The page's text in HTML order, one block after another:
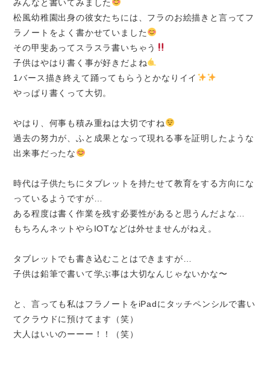
みんなと書いてみました
松風幼稚園出身の彼女たちには、フラのお絵描きと言ってフ
ラノートをよく書かせていました
その甲斐あってスラスラ書いちゃう
子供はやはり書く事が好きだよね
1バース描き終えて踊ってもらうとかなりイイ
やっぱり書くって大切。
やはり、何事も積み重ねは大切ですね
過去の努力が、ふと成果となって現れる事を証明したような
出来事だったな
時代は子供たちにタブレットを持たせて教育をする方向にな
っているようですが…
ある程度は書く作業を残す必要性があると思うんだよな…
もちろんネットやらIOTなどは外せませんがねえ。
タブレットでも書き込むことはできますが…
子供は鉛筆で書いて学ぶ事は大切なんじゃないかな〜
と、言っても私はフラノートをiPadにタッチペンシルで書い
てクラウドに預けてます（笑）
大人はいいのーーー！！（笑）